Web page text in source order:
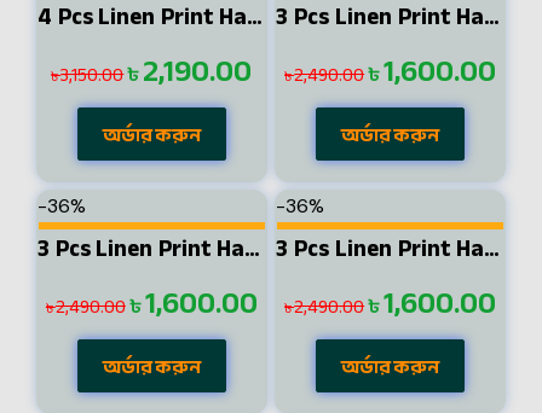
4 Pcs Linen Print Half Shirt-Black+Sky+Petrol+Lemon
৳3,150.00৳2,190.00
অর্ডার করুন
3 Pcs Linen Print Half Shirt-Black+Sky+Petrol
৳2,490.00৳1,600.00
অর্ডার করুন
-36%
3 Pcs Linen Print Half Shirt-Black+Sky+Ash
৳2,490.00৳1,600.00
অর্ডার করুন
-36%
3 Pcs Linen Print Half Shirt-Sky+Petrol+Kathal
৳2,490.00৳1,600.00
অর্ডার করুন